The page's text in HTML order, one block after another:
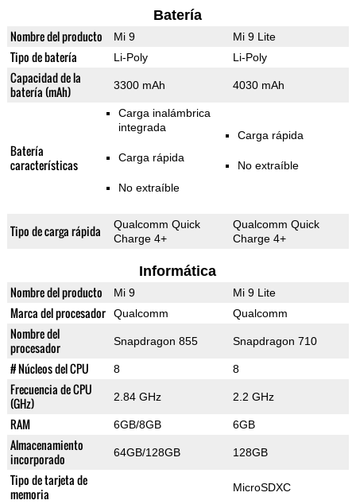
Batería
Nombre del producto Mi 9 Mi 9 Lite
Tipo de batería Li-Poly Li-Poly
Capacidad de la
batería (mAh)
3300 mAh 4030 mAh
Batería
características
Carga inalámbrica
integrada
Carga rápida
No extraíble
Carga rápida
No extraíble
Tipo de carga rápida
Qualcomm Quick
Charge 4+
Qualcomm Quick
Charge 4+
Informática
Nombre del producto Mi 9 Mi 9 Lite
Marca del procesador Qualcomm Qualcomm
Nombre del
procesador
Snapdragon 855 Snapdragon 710
# Núcleos del CPU 8 8
Frecuencia de CPU
(GHz)
2.84 GHz 2.2 GHz
RAM 6GB/8GB 6GB
Almacenamiento
incorporado
64GB/128GB 128GB
Tipo de tarjeta de
memoria
MicroSDXC